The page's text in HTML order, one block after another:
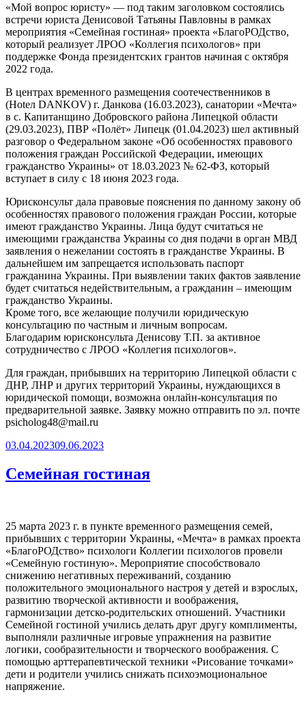
«Мой вопрос юристу» — под таким заголовком состоялись
встречи юриста Денисовой Татьяны Павловны в рамках
мероприятия «Семейная гостиная» проекта «БлагоРОДство,
который реализует ЛРОО «Коллегия психологов» при
поддержке Фонда президентских грантов начиная с октября
2022 года.
В центрах временного размещения соотечественников в
(Ноtел DANKOV) г. Данкова (16.03.2023), санатории «Мечта»
в с. Капитанщино Добровского района Липецкой области
(29.03.2023), ПВР «Полёт» Липецк (01.04.2023) шел активный
разговор о Федеральном законе «Об особенностях правового
положения граждан Российской Федерации, имеющих
гражданство Украины» от 18.03.2023 № 62-ФЗ, который
вступает в силу с 18 июня 2023 года.
Юрисконсульт дала правовые пояснения по данному закону об
особенностях правового положения граждан России, которые
имеют гражданство Украины. Лица будут считаться не
имеющими гражданства Украины со дня подачи в орган МВД
заявления о нежелании состоять в гражданстве Украины. В
дальнейшем им запрещается использовать паспорт
гражданина Украины. При выявлении таких фактов заявление
будет считаться недействительным, а гражданин – имеющим
гражданство Украины.
Кроме того, все желающие получили юридическую
консультацию по частным и личным вопросам.
Благодарим юрисконсульта Денисову Т.П. за активное
сотрудничество с ЛРОО «Коллегия психологов».
Для граждан, прибывших на территорию Липецкой области с
ДНР, ЛНР и других территорий Украины, нуждающихся в
юридической помощи, возможна онлайн-консультация по
предварительной заявке. Заявку можно отправить по эл. почте
psicholog48@mail.ru
Опубликовано
03.04.202309.06.2023
Семейная гостиная
25 марта 2023 г. в пункте временного размещения семей,
прибывших с территории Украины, «Мечта» в рамках проекта
«БлагоРОДство» психологи Коллегии психологов провели
«Семейную гостиную». Мероприятие способствовало
снижению негативных переживаний, созданию
положительного эмоционального настроя у детей и взрослых,
развитию творческой активности и воображения,
гармонизации детско-родительских отношений. Участники
Семейной гостиной учились делать друг другу комплименты,
выполняли различные игровые упражнения на развитие
логики, сообразительности и творческого воображения. С
помощью арттерапевтической техники «Рисование точками»
дети и родители учились снижать психоэмоциональное
напряжение.